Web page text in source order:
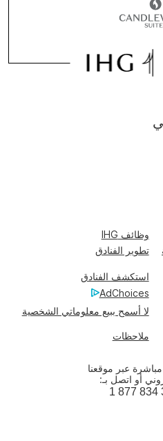
وظائف IHG
تطوير الفنادق
استكشف الفنادق
AdChoices
لا أسمح ببيع معلوماتي الشخصية
ملاحظات
عبر موقعنا
أو اتصل بـ:
1 877 834